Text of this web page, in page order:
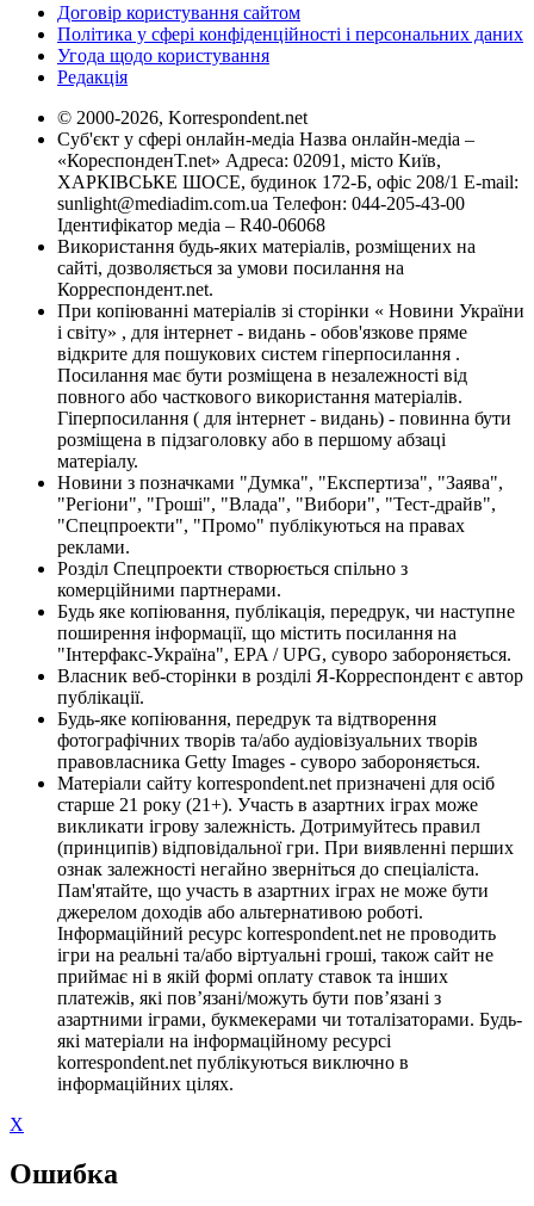
Договір користування сайтом
Політика у сфері конфіденційності і персональних даних
Угода щодо користування
Редакція
© 2000-2026, Korrespondent.net
Суб'єкт у сфері онлайн-медіа Назва онлайн-медіа –
«КореспонденТ.net» Адреса: 02091, місто Київ,
ХАРКІВСЬКЕ ШОСЕ, будинок 172-Б, офіс 208/1 E-mail:
sunlight@mediadim.com.ua Телефон: 044-205-43-00
Ідентифікатор медіа – R40-06068
Використання будь-яких матеріалів, розміщених на
сайті, дозволяється за умови посилання на
Корреспондент.net.
При копіюванні матеріалів зі сторінки « Новини України
і світу» , для інтернет - видань - обов'язкове пряме
відкрите для пошукових систем гіперпосилання .
Посилання має бути розміщена в незалежності від
повного або часткового використання матеріалів.
Гіперпосилання ( для інтернет - видань) - повинна бути
розміщена в підзаголовку або в першому абзаці
матеріалу.
Новини з позначками "Думка", "Експертиза", "Заява",
"Регіони", "Гроші", "Влада", "Вибори", "Тест-драйв",
"Спецпроекти", "Промо" публікуються на правах
реклами.
Розділ Спецпроекти створюється спільно з
комерційними партнерами.
Будь яке копіювання, публікація, передрук, чи наступне
поширення інформації, що містить посилання на
"Інтерфакс-Україна", EPA / UPG, суворо забороняється.
Власник веб-сторінки в розділі Я-Корреспондент є автор
публікації.
Будь-яке копіювання, передрук та відтворення
фотографічних творів та/або аудіовізуальних творів
правовласника Getty Images - суворо забороняється.
Матеріали сайту korrespondent.net призначені для осіб
старше 21 року (21+). Участь в азартних іграх може
викликати ігрову залежність. Дотримуйтесь правил
(принципів) відповідальної гри. При виявленні перших
ознак залежності негайно зверніться до спеціаліста.
Пам'ятайте, що участь в азартних іграх не може бути
джерелом доходів або альтернативою роботі.
Інформаційний ресурс korrespondent.net не проводить
ігри на реальні та/або віртуальні гроші, також сайт не
приймає ні в якій формі оплату ставок та інших
платежів, які пов’язані/можуть бути пов’язані з
азартними іграми, букмекерами чи тоталізаторами. Будь-
які матеріали на інформаційному ресурсі
korrespondent.net публікуються виключно в
інформаційних цілях.
X
Ошибка